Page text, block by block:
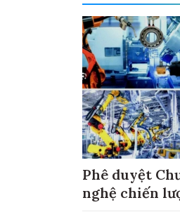
Phê duyệt
nghệ chiến